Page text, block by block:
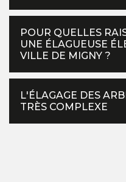
POUR QUELLES
UNE ÉLAGUEUSE
VILLE DE MIGNY ?
L'ÉLAGAGE DES
TRÈS COMPLEXE